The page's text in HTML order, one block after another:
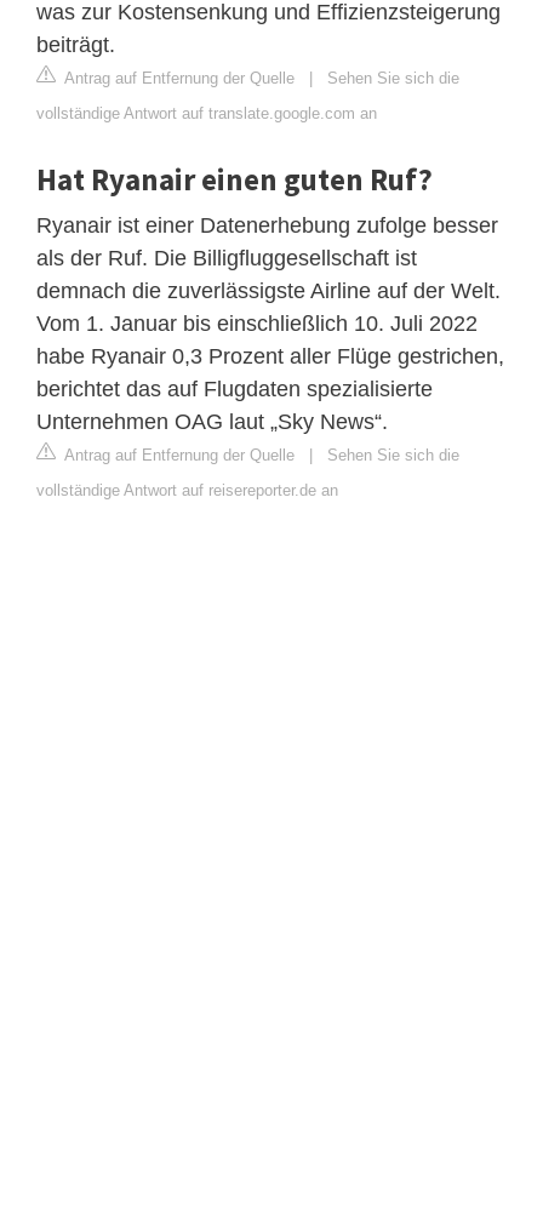
was zur Kostensenkung und Effizienzsteigerung
beiträgt.
Antrag auf Entfernung der Quelle | Sehen Sie sich die
vollständige Antwort auf translate.google.com an
Hat Ryanair einen guten Ruf?
Ryanair ist einer Datenerhebung zufolge besser
als der Ruf. Die Billigfluggesellschaft ist
demnach die zuverlässigste Airline auf der Welt.
Vom 1. Januar bis einschließlich 10. Juli 2022
habe Ryanair 0,3 Prozent aller Flüge gestrichen,
berichtet das auf Flugdaten spezialisierte
Unternehmen OAG laut „Sky News“.
Antrag auf Entfernung der Quelle | Sehen Sie sich die
vollständige Antwort auf reisereporter.de an